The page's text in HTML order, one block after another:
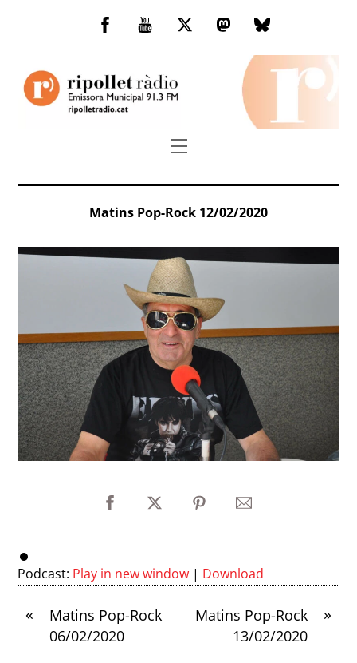
Facebook
You
TwitterMastodonBluesky
Menu
Matins Pop-Rock 12/02/2020
Podcast: Play in new window | Download
«
Matins Pop-Rock
06/02/2020
»
Matins Pop-Rock
13/02/2020